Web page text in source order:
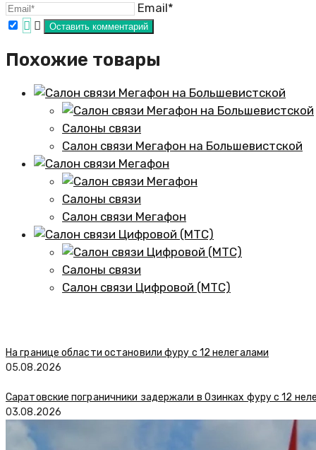
Email*
Похожие товары
Салоны связи
Салон связи Мегафон на Большевистской
Салоны связи
Салон связи Мегафон
Салоны связи
Салон связи Цифровой (МТС)
На границе области остановили фуру с 12 нелегалами
05.08.2026
Саратовские пограничники задержали в Озинках фуру с 12
03.08.2026